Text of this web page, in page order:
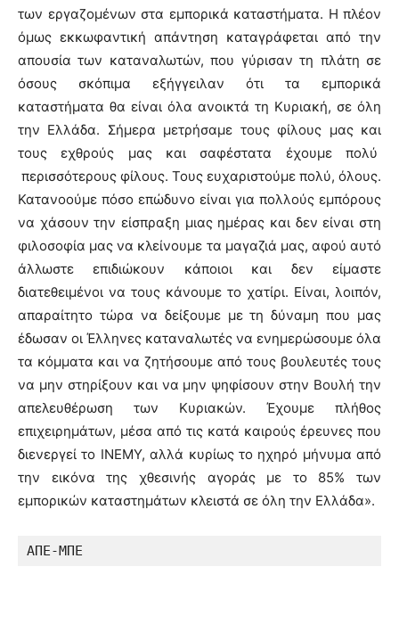
των εργαζομένων στα εμπορικά καταστήματα. Η πλέον
όμως εκκωφαντική απάντηση καταγράφεται από την
απουσία των καταναλωτών, που γύρισαν τη πλάτη σε
όσους σκόπιμα εξήγγειλαν ότι τα εμπορικά
καταστήματα θα είναι όλα ανοικτά τη Κυριακή, σε όλη
την Ελλάδα. Σήμερα μετρήσαμε τους φίλους μας και
τους εχθρούς μας και σαφέστατα έχουμε πολύ
περισσότερους φίλους. Τους ευχαριστούμε πολύ, όλους.
Κατανοούμε πόσο επώδυνο είναι για πολλούς εμπόρους
να χάσουν την είσπραξη μιας ημέρας και δεν είναι στη
φιλοσοφία μας να κλείνουμε τα μαγαζιά μας, αφού αυτό
άλλωστε επιδιώκουν κάποιοι και δεν είμαστε
διατεθειμένοι να τους κάνουμε το χατίρι. Είναι, λοιπόν,
απαραίτητο τώρα να δείξουμε με τη δύναμη που μας
έδωσαν οι Έλληνες καταναλωτές να ενημερώσουμε όλα
τα κόμματα και να ζητήσουμε από τους βουλευτές τους
να μην στηρίξουν και να μην ψηφίσουν στην Βουλή την
απελευθέρωση των Κυριακών. Έχουμε πλήθος
επιχειρημάτων, μέσα από τις κατά καιρούς έρευνες που
διενεργεί το ΙΝΕΜΥ, αλλά κυρίως το ηχηρό μήνυμα από
την εικόνα της χθεσινής αγοράς με το 85% των
εμπορικών καταστημάτων κλειστά σε όλη την Ελλάδα».
ΑΠΕ-ΜΠΕ